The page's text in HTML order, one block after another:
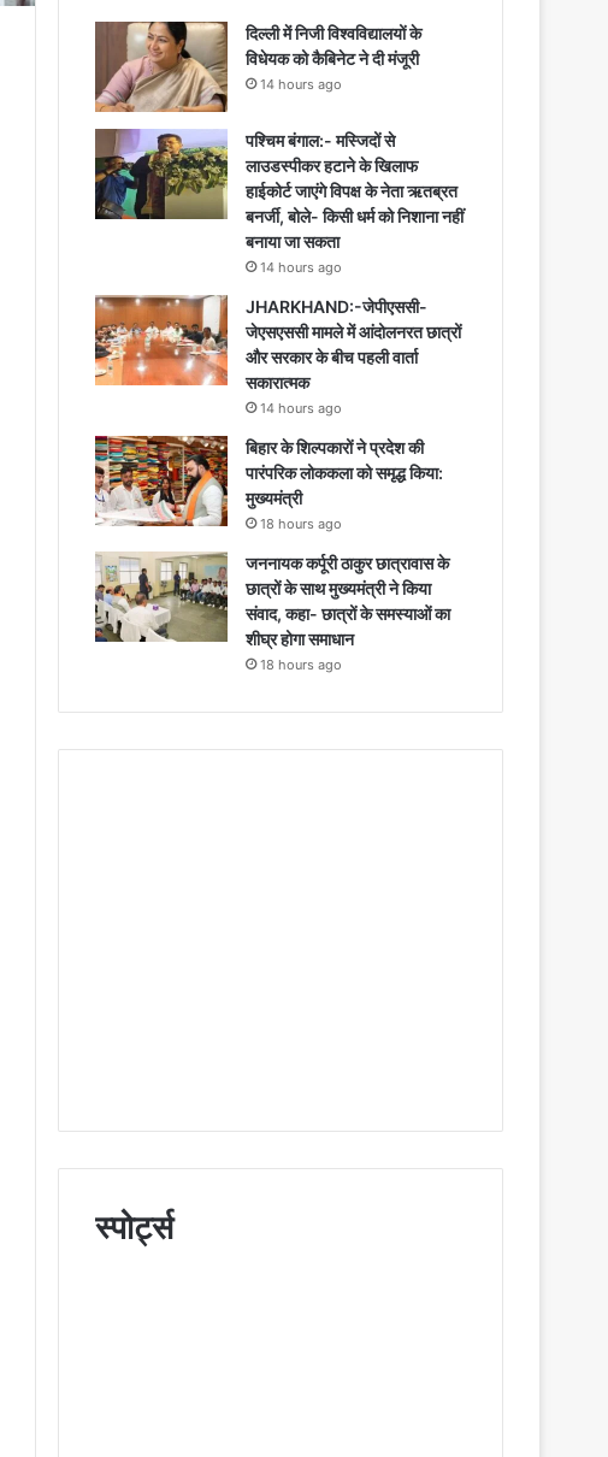
दिल्ली में निजी विश्वविद्यालयों के
विधेयक को कैबिनेट ने दी मंजूरी
14 hours ago
पश्चिम बंगाल:- मस्जिदों से
लाउडस्पीकर हटाने के खिलाफ
हाईकोर्ट जाएंगे विपक्ष के नेता ऋतब्रत
बनर्जी, बोले- किसी धर्म को निशाना नहीं
बनाया जा सकता
14 hours ago
JHARKHAND:-जेपीएससी-
जेएसएससी मामले में आंदोलनरत छात्रों
और सरकार के बीच पहली वार्ता
सकारात्मक
14 hours ago
बिहार के शिल्पकारों ने प्रदेश की
पारंपरिक लोककला को समृद्ध किया:
मुख्यमंत्री
18 hours ago
जननायक कर्पूरी ठाकुर छात्रावास के
छात्रों के साथ मुख्यमंत्री ने किया
संवाद, कहा- छात्रों के समस्याओं का
शीघ्र होगा समाधान
18 hours ago
स्पोर्ट्स